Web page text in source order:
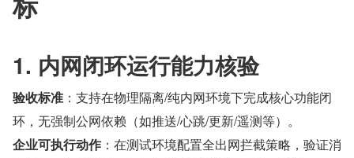
1. 内网闭环运行能力核验
验收标准 ：支持在物理隔离/纯内网环境下完成核心功能闭
环，无强制公网依赖（如推送/心跳/更新/遥测等）。
企业可执行动作 ：在测试环境配置全出网拦截策略，验证消